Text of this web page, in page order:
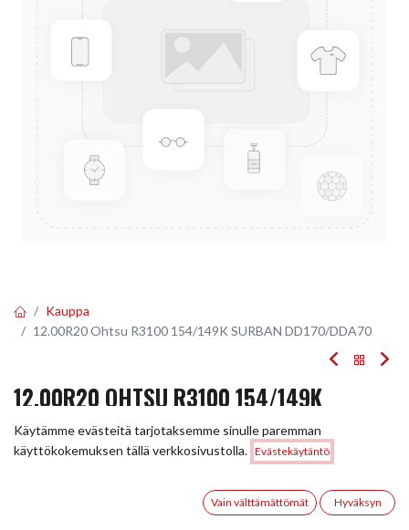
Hinta:
Lisää ostoskoriin
0
Toivelista
Kauppa
12.00R20 Ohtsu R3100 154/149K SURBAN DD170/DDA70
12.00R20 OHTSU R3100 154/149K
SURBAN DD170/DDA70
Tällä tuotteella ei ole kelvollista yhdistelmää.
Käytämme evästeitä tarjotaksemme sinulle paremman
käyttökokemuksen tällä verkkosivustolla. Evästekäytäntö
Vain välttämättömät Hyväksyn